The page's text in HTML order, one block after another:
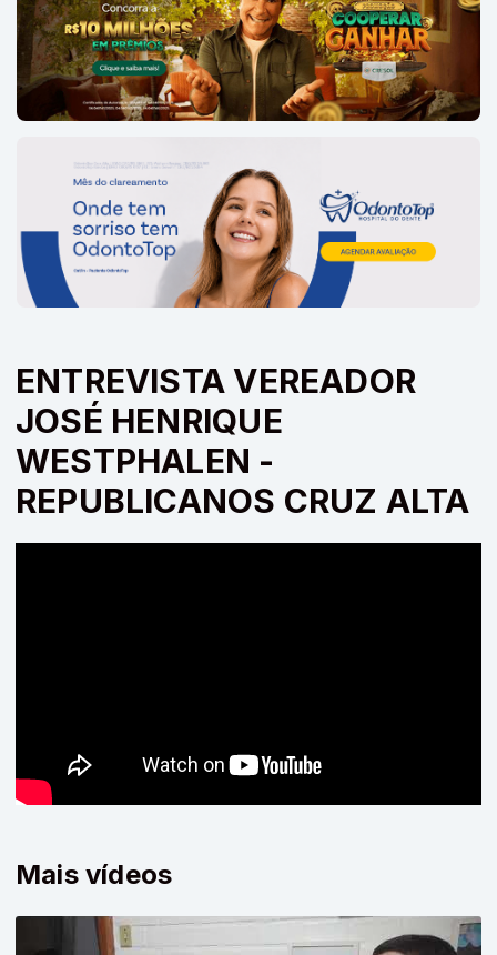
ENTREVISTA VEREADOR
JOSÉ HENRIQUE
WESTPHALEN -
REPUBLICANOS CRUZ ALTA
Mais vídeos